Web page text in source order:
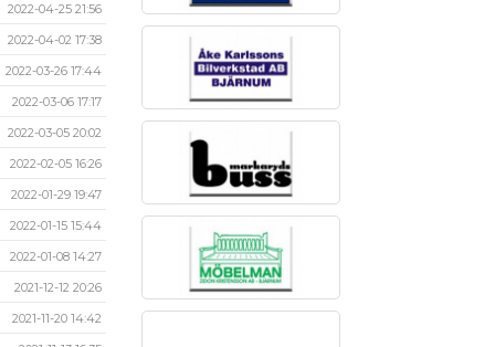
2022-04-25 21:56
2022-04-02 17:38
2022-03-26 17:44
2022-03-06 17:17
2022-03-05 20:02
2022-02-05 16:26
2022-01-29 19:47
2022-01-15 15:44
2022-01-08 14:27
2021-12-12 20:26
2021-11-20 14:42